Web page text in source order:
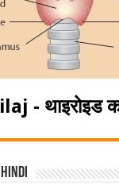
- थाइरोइड